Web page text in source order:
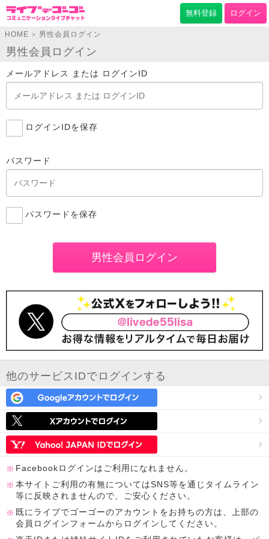
無料登録 ログイン
HOME > 男性会員ログイン
男性会員ログイン
メールアドレス または ログインID
ログインIDを保存
パスワード
パスワードを保存
他のサービスIDでログインする
Facebookログインはご利用になれません。
本サイトご利用の有無についてはSNS等を通じタイムライン
等に反映されませんので、ご安心ください。
既にライブでゴーゴーのアカウントをお持ちの方は、上部の
会員ログインフォームからログインしてください。